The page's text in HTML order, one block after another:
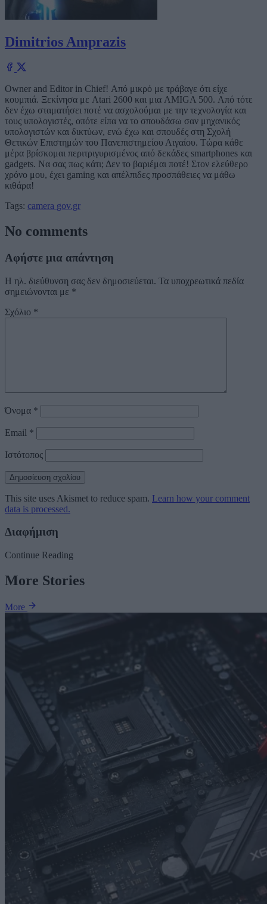
Dimitrios Amprazis
Owner and Editor in Chief! Από μικρό με τράβαγε ότι είχε
κουμπιά. Ξεκίνησα με Atari 2600 και μια AMIGA 500. Από τότε
δεν έχω σταματήσει ποτέ να ασχολούμαι με την τεχνολογία και
τους υπολογιστές, οπότε είπα να το σπουδάσω σαν μηχανικός
υπολογιστών και δικτύων, ενώ έχω και σπουδές στη Σχολή
Θετικών Επιστημών του Πανεπιστημείου Αιγαίου. Τώρα κάθε
μέρα βρίσκομαι περιτριγυρισμένος από δεκάδες smartphones και
gadgets. Να σας πως κάτι; Δεν το βαριέμαι ποτέ! Στον ελεύθερο
χρόνο μου, έχει gaming και απέλπιδες προσπάθειες να μάθω
κιθάρα!
Tags: camera gov.gr
No comments
Αφήστε μια απάντηση
Η ηλ. διεύθυνση σας δεν δημοσιεύεται. Τα υποχρεωτικά πεδία
σημειώνονται με *
Σχόλιο *
Όνομα *
Email *
Ιστότοπος
This site uses Akismet to reduce spam. Learn how your comment
data is processed.
Διαφήμιση
Continue Reading
More Stories
More